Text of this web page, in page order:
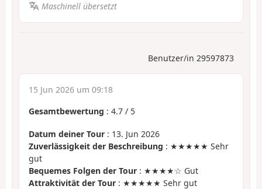
Maschinell übersetzt
Benutzer/in 29597873
15 Jun 2026 um 09:18
Gesamtbewertung : 4.7 / 5
Datum deiner Tour : 13. Jun 2026
Zuverlässigkeit der Beschreibung : ★★★★★ Sehr
gut
Bequemes Folgen der Tour : ★★★★☆ Gut
Attraktivität der Tour : ★★★★★ Sehr gut